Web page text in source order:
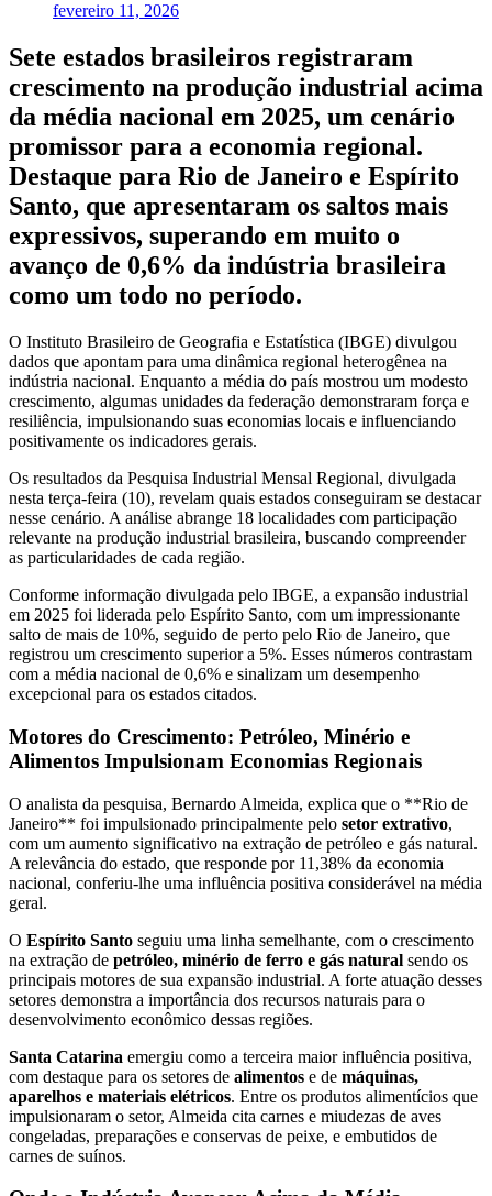
fevereiro 11, 2026
Sete estados brasileiros registraram
crescimento na produção industrial acima
da média nacional em 2025, um cenário
promissor para a economia regional.
Destaque para Rio de Janeiro e Espírito
Santo, que apresentaram os saltos mais
expressivos, superando em muito o
avanço de 0,6% da indústria brasileira
como um todo no período.
O Instituto Brasileiro de Geografia e Estatística (IBGE) divulgou
dados que apontam para uma dinâmica regional heterogênea na
indústria nacional. Enquanto a média do país mostrou um modesto
crescimento, algumas unidades da federação demonstraram força e
resiliência, impulsionando suas economias locais e influenciando
positivamente os indicadores gerais.
Os resultados da Pesquisa Industrial Mensal Regional, divulgada
nesta terça-feira (10), revelam quais estados conseguiram se destacar
nesse cenário. A análise abrange 18 localidades com participação
relevante na produção industrial brasileira, buscando compreender
as particularidades de cada região.
Conforme informação divulgada pelo IBGE, a expansão industrial
em 2025 foi liderada pelo Espírito Santo, com um impressionante
salto de mais de 10%, seguido de perto pelo Rio de Janeiro, que
registrou um crescimento superior a 5%. Esses números contrastam
com a média nacional de 0,6% e sinalizam um desempenho
excepcional para os estados citados.
Motores do Crescimento: Petróleo, Minério e
Alimentos Impulsionam Economias Regionais
O analista da pesquisa, Bernardo Almeida, explica que o **Rio de
Janeiro** foi impulsionado principalmente pelo setor extrativo,
com um aumento significativo na extração de petróleo e gás natural.
A relevância do estado, que responde por 11,38% da economia
nacional, conferiu-lhe uma influência positiva considerável na média
geral.
O Espírito Santo seguiu uma linha semelhante, com o crescimento
na extração de petróleo, minério de ferro e gás natural sendo os
principais motores de sua expansão industrial. A forte atuação desses
setores demonstra a importância dos recursos naturais para o
desenvolvimento econômico dessas regiões.
Santa Catarina emergiu como a terceira maior influência positiva,
com destaque para os setores de alimentos e de máquinas,
aparelhos e materiais elétricos. Entre os produtos alimentícios que
impulsionaram o setor, Almeida cita carnes e miudezas de aves
congeladas, preparações e conservas de peixe, e embutidos de
carnes de suínos.